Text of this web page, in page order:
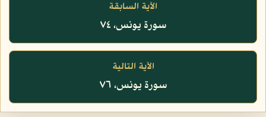
الآية السابقة
سورة يونس، ٧٤
الآية التالية
سورة يونس، ٧٦